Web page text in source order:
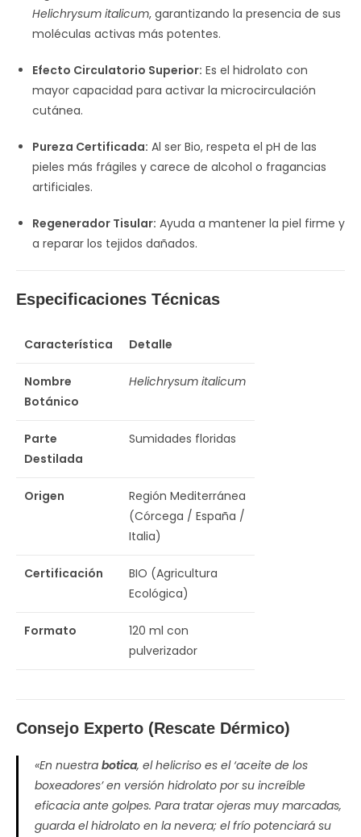
Helichrysum italicum, garantizando la presencia de sus
moléculas activas más potentes.
Efecto Circulatorio Superior: Es el hidrolato con
mayor capacidad para activar la microcirculación
cutánea.
Pureza Certificada: Al ser Bio, respeta el pH de las
pieles más frágiles y carece de alcohol o fragancias
artificiales.
Regenerador Tisular: Ayuda a mantener la piel firme y
a reparar los tejidos dañados.
Especificaciones Técnicas
Característica Detalle
Nombre
Botánico
Helichrysum italicum
Parte
Destilada
Sumidades floridas
Origen
Región Mediterránea
(Córcega / España /
Italia)
Certificación
BIO (Agricultura
Ecológica)
Formato
120 ml con
pulverizador
Consejo Experto (Rescate Dérmico)
«En nuestra botica, el helicriso es el ‘aceite de los
boxeadores’ en versión hidrolato por su increíble
eficacia ante golpes. Para tratar ojeras muy marcadas,
guarda el hidrolato en la nevera; el frío potenciará su